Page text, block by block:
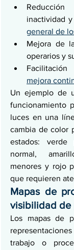
inactividad
general de
Mejora de
operarios y
mejora
Un ejemplo de
funcionamiento
luces en una
cambia de color
estados: verde
normal,
menores y rojo
que requieren
Mapas de
visibilidad de
Los mapas de
trabajo o